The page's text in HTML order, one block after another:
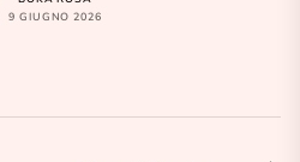
9 GIUGNO 2026